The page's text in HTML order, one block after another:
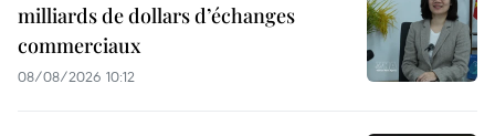
milliards de dollars d’échanges
commerciaux
08/08/2026 10:12